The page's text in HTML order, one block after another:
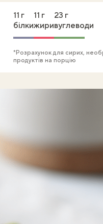
11 г
білки
11 г
жири
23 г
вуглеводи
*Розрахунок для сирих,
продуктів на порцію